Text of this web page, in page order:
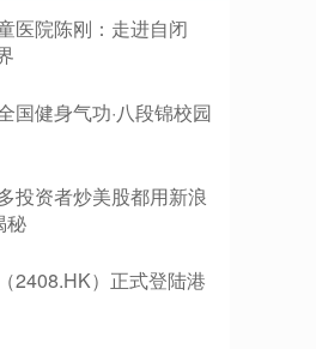
医院陈刚：走进自闭
国健身气功·八段锦校园
投资者炒美股都用新浪
秘
2408.HK）正式登陆港